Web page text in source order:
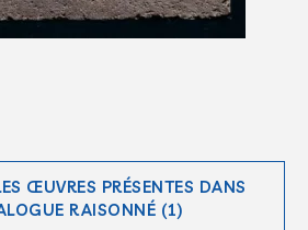
ŒUVRES PRÉSENTES DANS
RAISONNÉ (1)